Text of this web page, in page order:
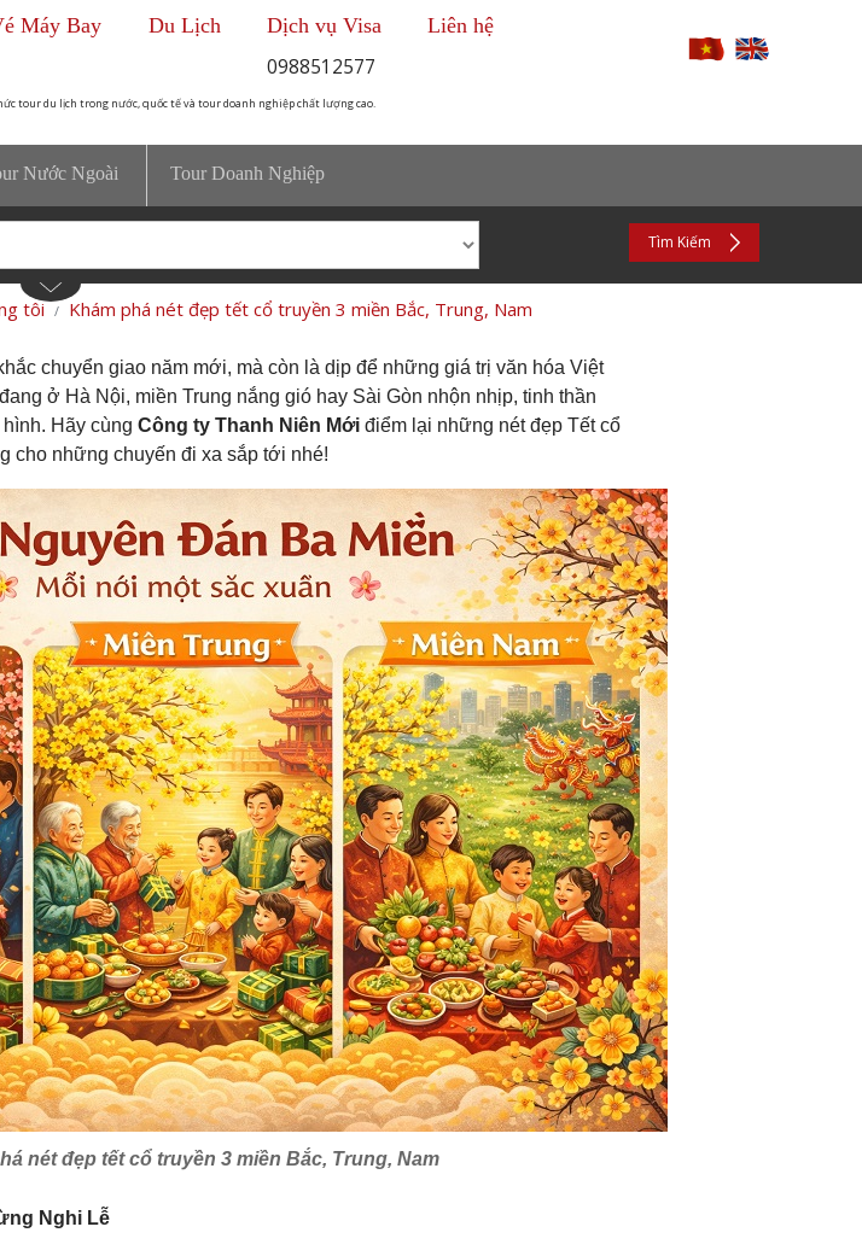
0988512577
tour du lịch trong nước, quốc tế và tour doanh nghiệp chất lượng cao.
Máy Bay Du Lịch Dịch vụ Visa Liên hệ
Nước Ngoài Tour Doanh Nghiệp
Tìm Kiếm
tôi Khám phá nét đẹp tết cổ truyền 3 miền Bắc, Trung, Nam
chuyển giao năm mới, mà còn là dịp để những giá trị văn hóa Việt
ở Hà Nội, miền Trung nắng gió hay Sài Gòn nhộn nhịp, tinh thần
Hãy cùng Công ty Thanh Niên Mớiđiểm lại những nét đẹp Tết cổ
cho những chuyến đi xa sắp tới nhé!
nét đẹp tết cổ truyền 3 miền Bắc, Trung, Nam
Nghi Lễ